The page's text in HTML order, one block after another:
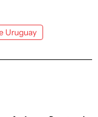
Uruguay